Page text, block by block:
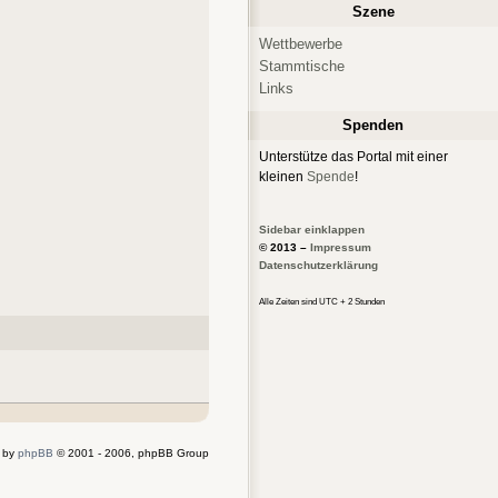
by phpBB © 2001 - 2006, phpBB Group
Szene
Wettbewerbe
Stammtische
Links
Spenden
Unterstütze das Portal mit einer
kleinen Spende!
Sidebar einklappen
© 2013 – Impressum
Datenschutzerklärung
Alle Zeiten sind UTC + 2 Stunden